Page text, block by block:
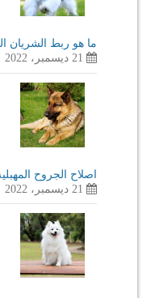
ما هو ربط الشريان
21 ديسمبر، 2022
اصلاح الجروح
21 ديسمبر، 2022